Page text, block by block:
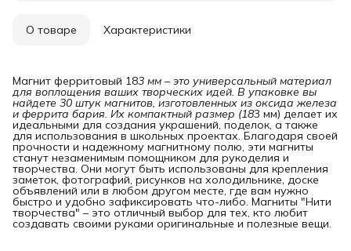
О товаре Характеристики
Магнит ферритовый 183 мм – это универсальный материал
для воплощения ваших творческих идей. В упаковке вы
найдете 30 штук магнитов, изготовленных из оксида железа
и феррита бария. Их компактный размер (183 мм) делает их
идеальными для создания украшений, поделок, а также
для использования в школьных проектах. Благодаря своей
прочности и надежному магнитному полю, эти магниты
станут незаменимым помощником для рукоделия и
творчества. Они могут быть использованы для крепления
заметок, фотографий, рисунков на холодильнике, доске
объявлений или в любом другом месте, где вам нужно
быстро и удобно зафиксировать что-либо. Магниты "Нити
творчества" – это отличный выбор для тех, кто любит
создавать своими руками оригинальные и полезные вещи.